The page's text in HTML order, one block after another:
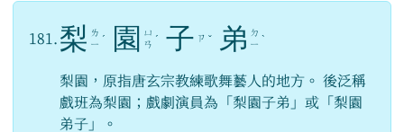
181. 梨 ㄌ
ㄧ ˊ 園
ㄩ
ㄢ ˊ 子 ㄗ ˇ 弟 ㄉ
ㄧ ˋ
梨園，原指唐玄宗教練歌舞藝人的地方。 後泛稱
戲班為梨園；戲劇演員為「梨園子弟」或「梨園
弟子」。